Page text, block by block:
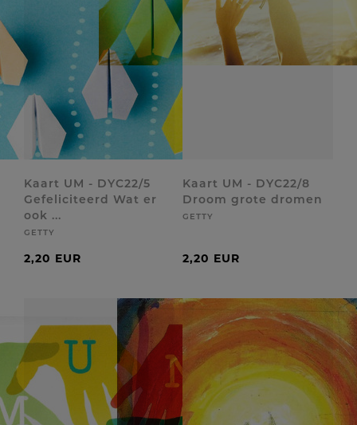
Kaart UM - DYC22/5
Gefeliciteerd Wat er
ook ...
GETTY
2,20 EUR
Kaart UM - DYC22/8
Droom grote dromen
GETTY
2,20 EUR